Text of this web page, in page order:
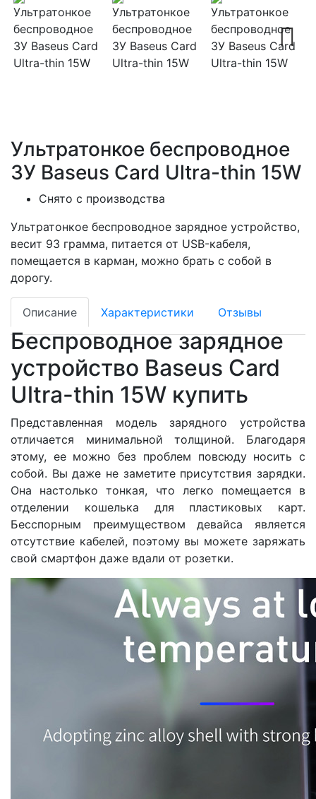
Next
Ультратонкое беспроводное
ЗУ Baseus Card Ultra-thin 15W
Снято с производства
Ультратонкое беспроводное зарядное устройство,
весит 93 грамма, питается от USB-кабеля,
помещается в карман, можно брать с собой в
дорогу.
Описание Характеристики Отзывы
Беспроводное зарядное
устройство Baseus Card
Ultra-thin 15W купить
Представленная модель зарядного устройства
отличается минимальной толщиной. Благодаря
этому, ее можно без проблем повсюду носить с
собой. Вы даже не заметите присутствия зарядки.
Она настолько тонкая, что легко помещается в
отделении кошелька для пластиковых карт.
Бесспорным преимуществом девайса является
отсутствие кабелей, поэтому вы можете заряжать
свой смартфон даже вдали от розетки.